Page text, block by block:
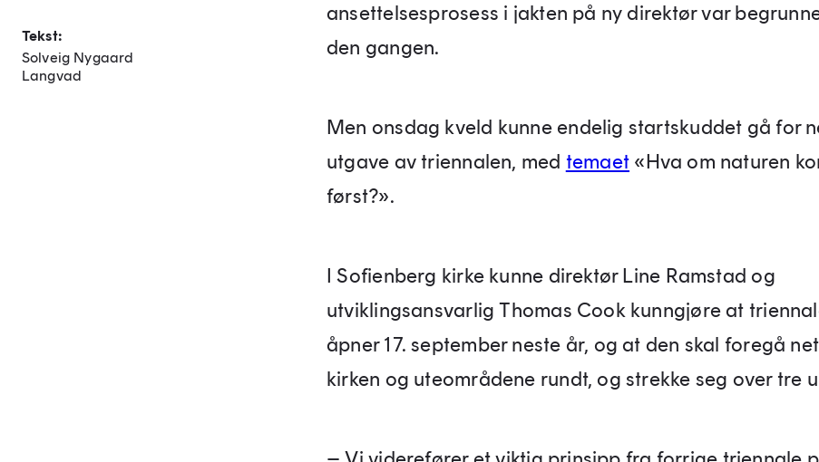
Tekst:
Solveig Nygaard
Langvad
ansettelsesprosess i jakten på ny direktør var
den gangen.
Men onsdag kveld kunne endelig startskuddet gå for
utgave av triennalen, med temaet «Hva om naturen
først?».
I Sofienberg kirke kunne direktør Line Ramstad og
utviklingsansvarlig Thomas Cook kunngjøre at
åpner 17. september neste år, og at den skal foregå
kirken og uteområdene rundt, og strekke seg over tre